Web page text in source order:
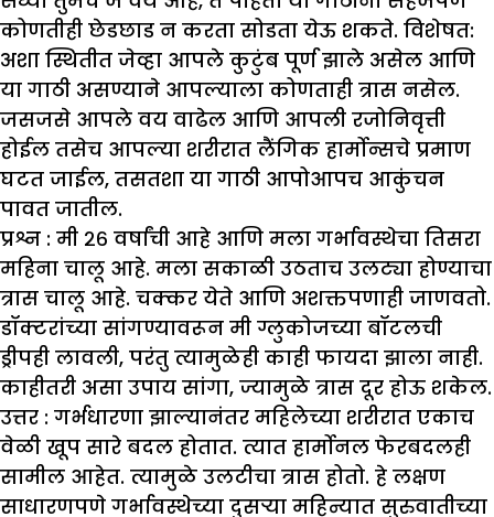
कोणतीही छेडछाड न करता सोडता येऊ शकते. विशेषत:
अशा स्थितीत जेव्हा आपले कुटुंब पूर्ण झाले असेल आणि
या गाठी असण्याने आपल्याला कोणताही त्रास नसेल.
जसजसे आपले वय वाढेल आणि आपली रजोनिवृत्ती
होईल तसेच आपल्या शरीरात लैंगिक हार्मोन्सचे प्रमाण
घटत जाईल, तसतशा या गाठी आपोआपच आकुंचन
पावत जातील.
प्रश्न : मी २६ वर्षांची आहे आणि मला गर्भावस्थेचा तिसरा
महिना चालू आहे. मला सकाळी उठताच उलट्या होण्याचा
त्रास चालू आहे. चक्कर येते आणि अशक्तपणाही जाणवतो.
डॉक्टरांच्या सांगण्यावरून मी ग्लुकोजच्या बॉटलची
ड्रीपही लावली, परंतु त्यामुळेही काही फायदा झाला नाही.
काहीतरी असा उपाय सांगा, ज्यामुळे त्रास दूर होऊ शकेल.
उत्तर : गर्भधारणा झाल्यानंतर महिलेच्या शरीरात एकाच
वेळी खूप सारे बदल होतात. त्यात हार्मोनल फेरबदलही
सामील आहेत. त्यामुळे उलटीचा त्रास होतो. हे लक्षण
साधारणपणे गर्भावस्थेच्या दुसऱ्या महिन्यात सुरुवातीच्या